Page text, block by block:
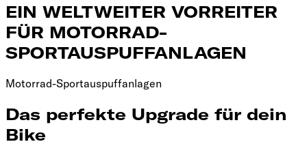
EIN WELTWEITER VORREITER
FÜR MOTORRAD-
SPORTAUSPUFFANLAGEN
Motorrad-Sportauspuffanlagen
Das perfekte Upgrade für dein
Bike